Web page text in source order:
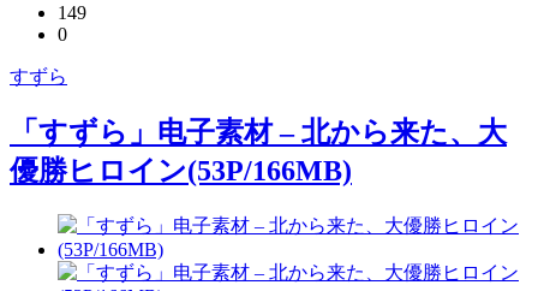
149
0
すずら
「すずら」电子素材 – 北から来た、大
優勝ヒロイン(53P/166MB)